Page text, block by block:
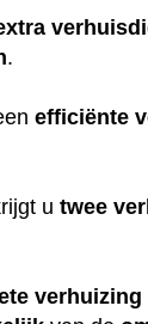
.
efficiënte
utwee
verhuizing